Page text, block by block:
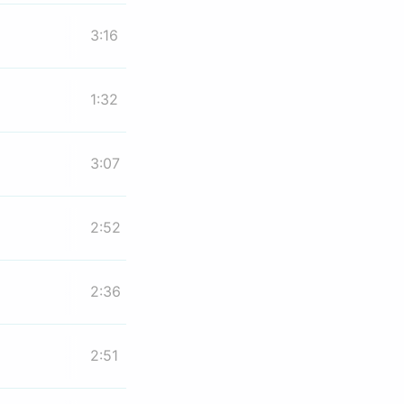
3:16
1:32
3:07
2:52
2:36
2:51